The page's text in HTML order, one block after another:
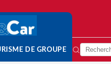
DE GROUPE